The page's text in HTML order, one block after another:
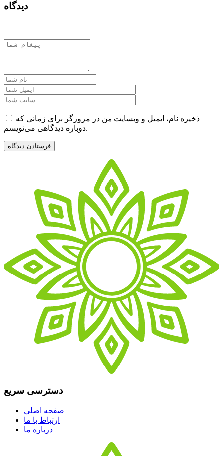
دیدگاه
ذخیره نام، ایمیل و وبسایت من در مرورگر برای زمانی که
دوباره دیدگاهی می‌نویسم.
دسترسی سریع
صفحه اصلی
ارتباط با ما
درباره ما